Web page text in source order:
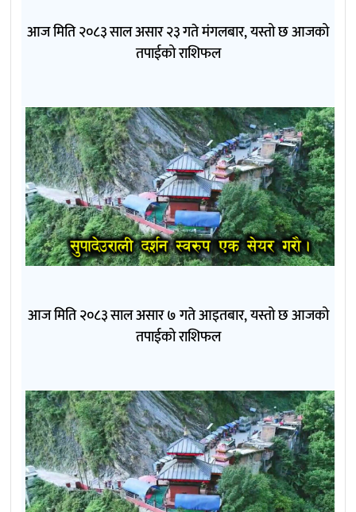
आज मिति २०८३ साल असार २३ गते मंगलबार, यस्तो छ आजको
तपाईको राशिफल
आज मिति २०८३ साल असार ७ गते आइतबार, यस्तो छ आजको
तपाईको राशिफल